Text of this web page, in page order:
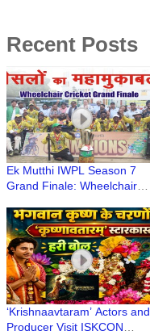
Recent Posts
Ek Mutthi IWPL Season 7
Grand Finale: Wheelchair
Stage at BalBhawan School
‘Krishnaavtaram’ Actors and
Producer Visit ISKCON